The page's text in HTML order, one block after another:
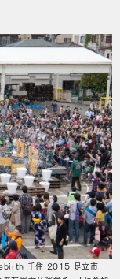
千住 2015 足立市